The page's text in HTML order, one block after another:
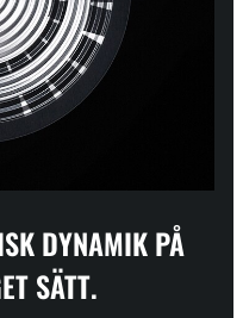
DYNAMIK PÅ
SÄTT.